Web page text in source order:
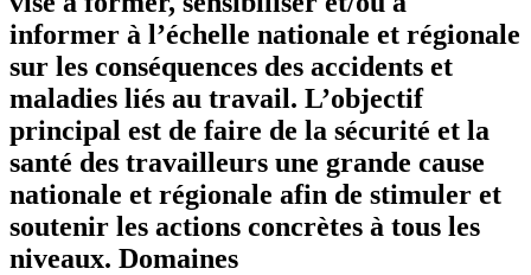
informer à l’échelle nationale et régionale
sur les conséquences des accidents et
maladies liés au travail. L’objectif
principal est de faire de la sécurité et la
santé des travailleurs une grande cause
nationale et régionale afin de stimuler et
soutenir les actions concrètes à tous les
niveaux. Domaines